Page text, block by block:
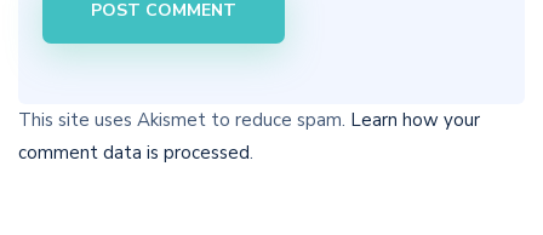
This site uses Akismet to reduce spam. Learn how your
comment data is processed.